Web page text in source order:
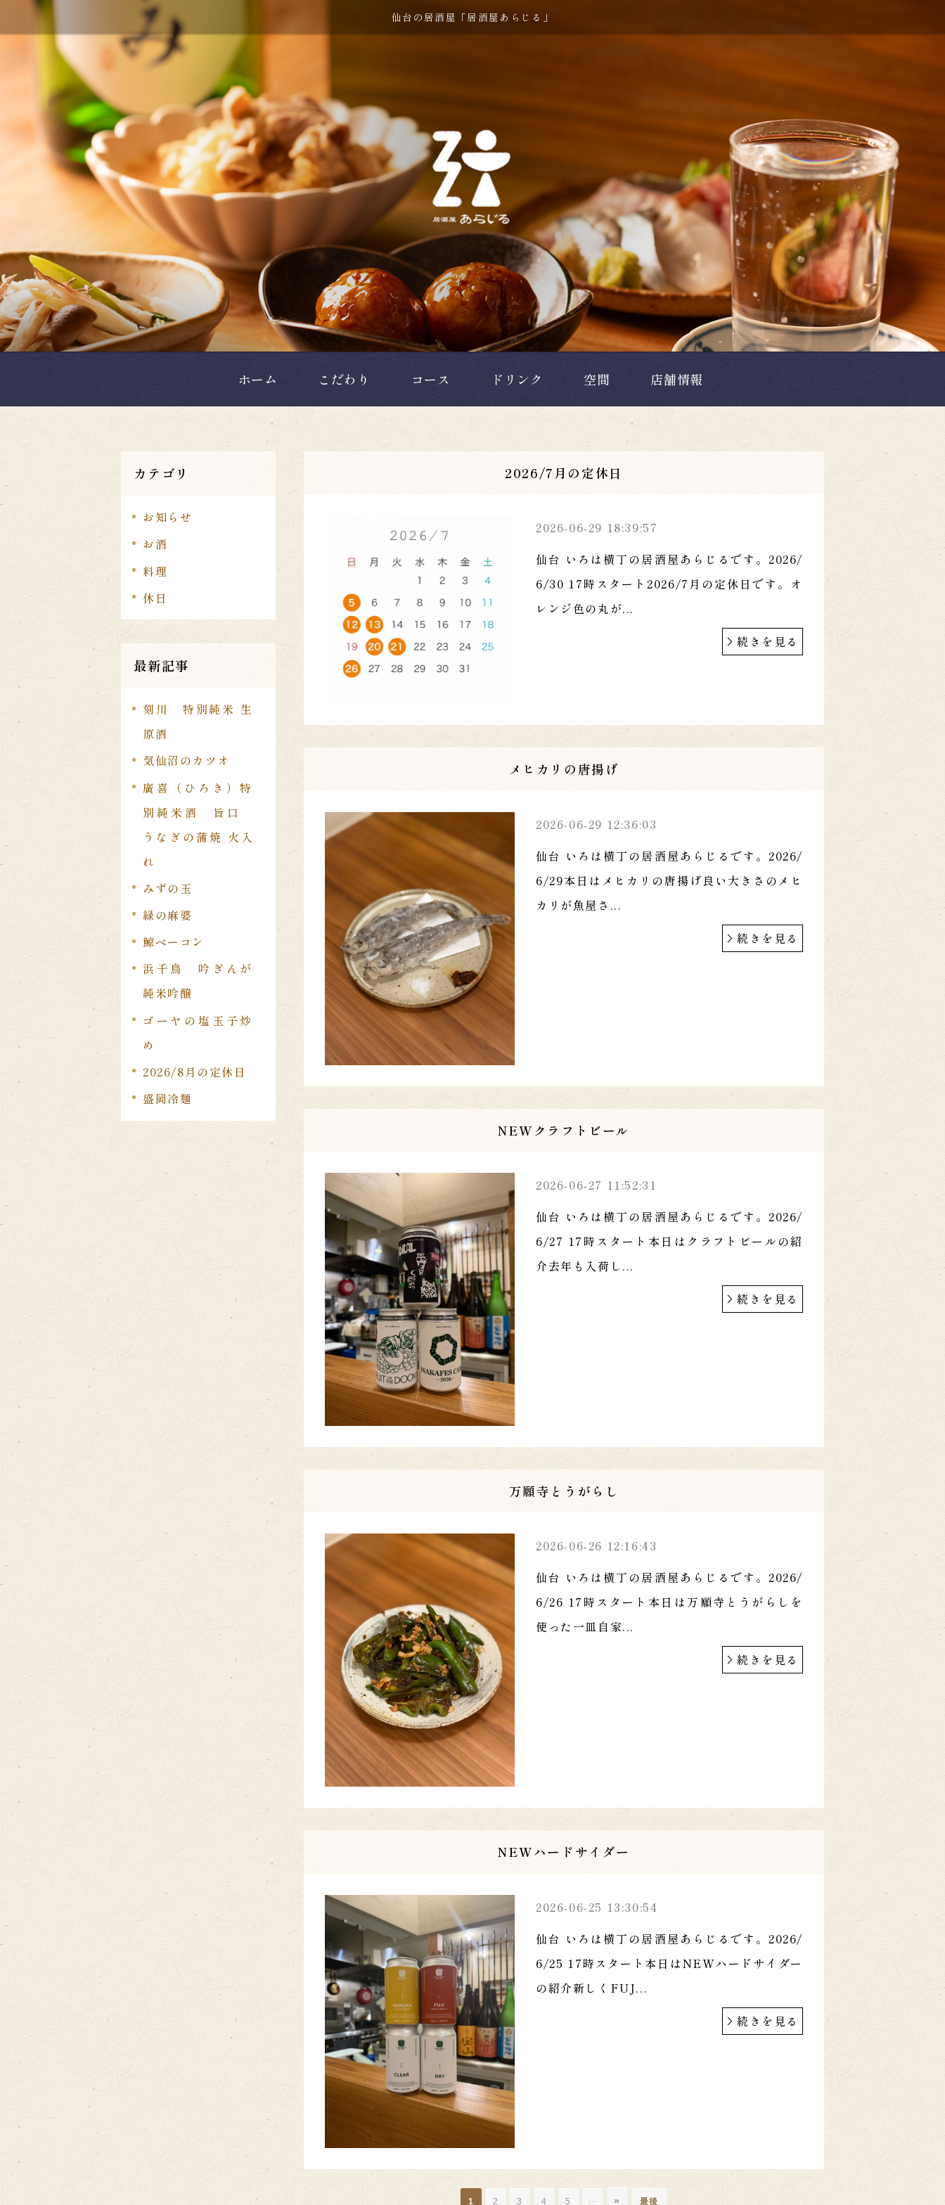
仙台の居酒屋「居酒屋あらじる」
ホーム こだわり コース ドリンク 空間 店舗情報
カテゴリ
お知らせ
お酒
料理
休日
最新記事
刻川 特別純米 生
原酒
気仙沼のカツオ
廣喜（ひろき）特
別純米酒 旨口
うなぎの蒲焼 火入
れ
みずの玉
緑の麻婆
鯨ベーコン
浜千鳥 吟ぎんが
純米吟醸
ゴーヤの塩玉子炒
め
2026/8月の定休日
盛岡冷麺
2026/7月の定休日
2026-06-29 18:39:57
仙台 いろは横丁の居酒屋あらじるです。2026/
6/30 17時スタート2026/7月の定休日です。オ
レンジ色の丸が...
続きを見る
メヒカリの唐揚げ
2026-06-29 12:36:03
仙台 いろは横丁の居酒屋あらじるです。2026/
6/29本日はメヒカリの唐揚げ良い大きさのメヒ
カリが魚屋さ...
続きを見る
NEWクラフトビール
2026-06-27 11:52:31
仙台 いろは横丁の居酒屋あらじるです。2026/
6/27 17時スタート本日はクラフトビールの紹
介去年も入荷し...
続きを見る
万願寺とうがらし
2026-06-26 12:16:43
仙台 いろは横丁の居酒屋あらじるです。2026/
6/26 17時スタート本日は万願寺とうがらしを
使った一皿自家...
続きを見る
NEWハードサイダー
2026-06-25 13:30:54
仙台 いろは横丁の居酒屋あらじるです。2026/
6/25 17時スタート本日はNEWハードサイダー
の紹介新しくFUJ...
続きを見る
1 2 3 4 5 … » 最後